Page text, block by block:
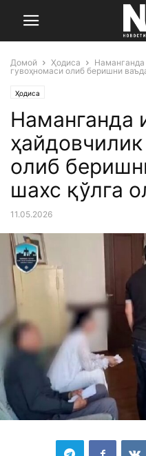
Домой Ҳодиса
Наманганда
гувоҳномаси олиб беришни
Ҳодиса
Наманганда
олиб
шахс қўлга
11.05.2026